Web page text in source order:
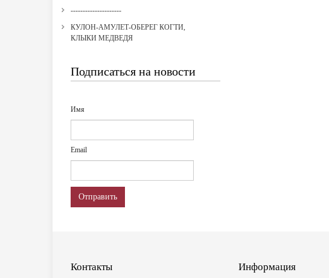
---------------------
КУЛОН-АМУЛЕТ-ОБЕРЕГ КОГТИ,
КЛЫКИ МЕДВЕДЯ
Подписаться на новости
Имя
Email
Отправить
Контакты Информация